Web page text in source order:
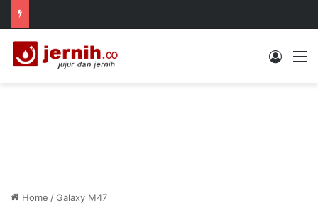
Log In
Home /Galaxy M47